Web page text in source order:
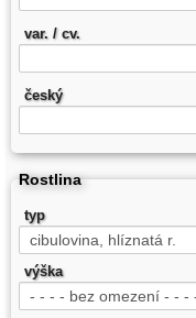
var. / cv.
český
Rostlina
typ
výška